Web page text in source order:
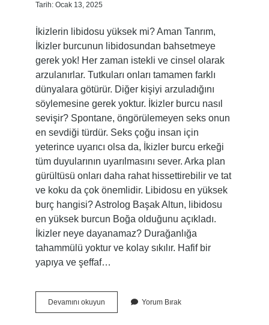
Tarih: Ocak 13, 2025
İkizlerin libidosu yüksek mi? Aman Tanrım,
İkizler burcunun libidosundan bahsetmeye
gerek yok! Her zaman istekli ve cinsel olarak
arzulanırlar. Tutkuları onları tamamen farklı
dünyalara götürür. Diğer kişiyi arzuladığını
söylemesine gerek yoktur. İkizler burcu nasıl
sevişir? Spontane, öngörülemeyen seks onun
en sevdiği türdür. Seks çoğu insan için
yeterince uyarıcı olsa da, İkizler burcu erkeği
tüm duyularının uyarılmasını sever. Arka plan
gürültüsü onları daha rahat hissettirebilir ve tat
ve koku da çok önemlidir. Libidosu en yüksek
burç hangisi? Astrolog Başak Altun, libidosu
en yüksek burcun Boğa olduğunu açıkladı.
İkizler neye dayanamaz? Durağanlığa
tahammülü yoktur ve kolay sıkılır. Hafif bir
yapıya ve şeffaf…
Devamını okuyunİKizler
Kadını
Yorum Bırak